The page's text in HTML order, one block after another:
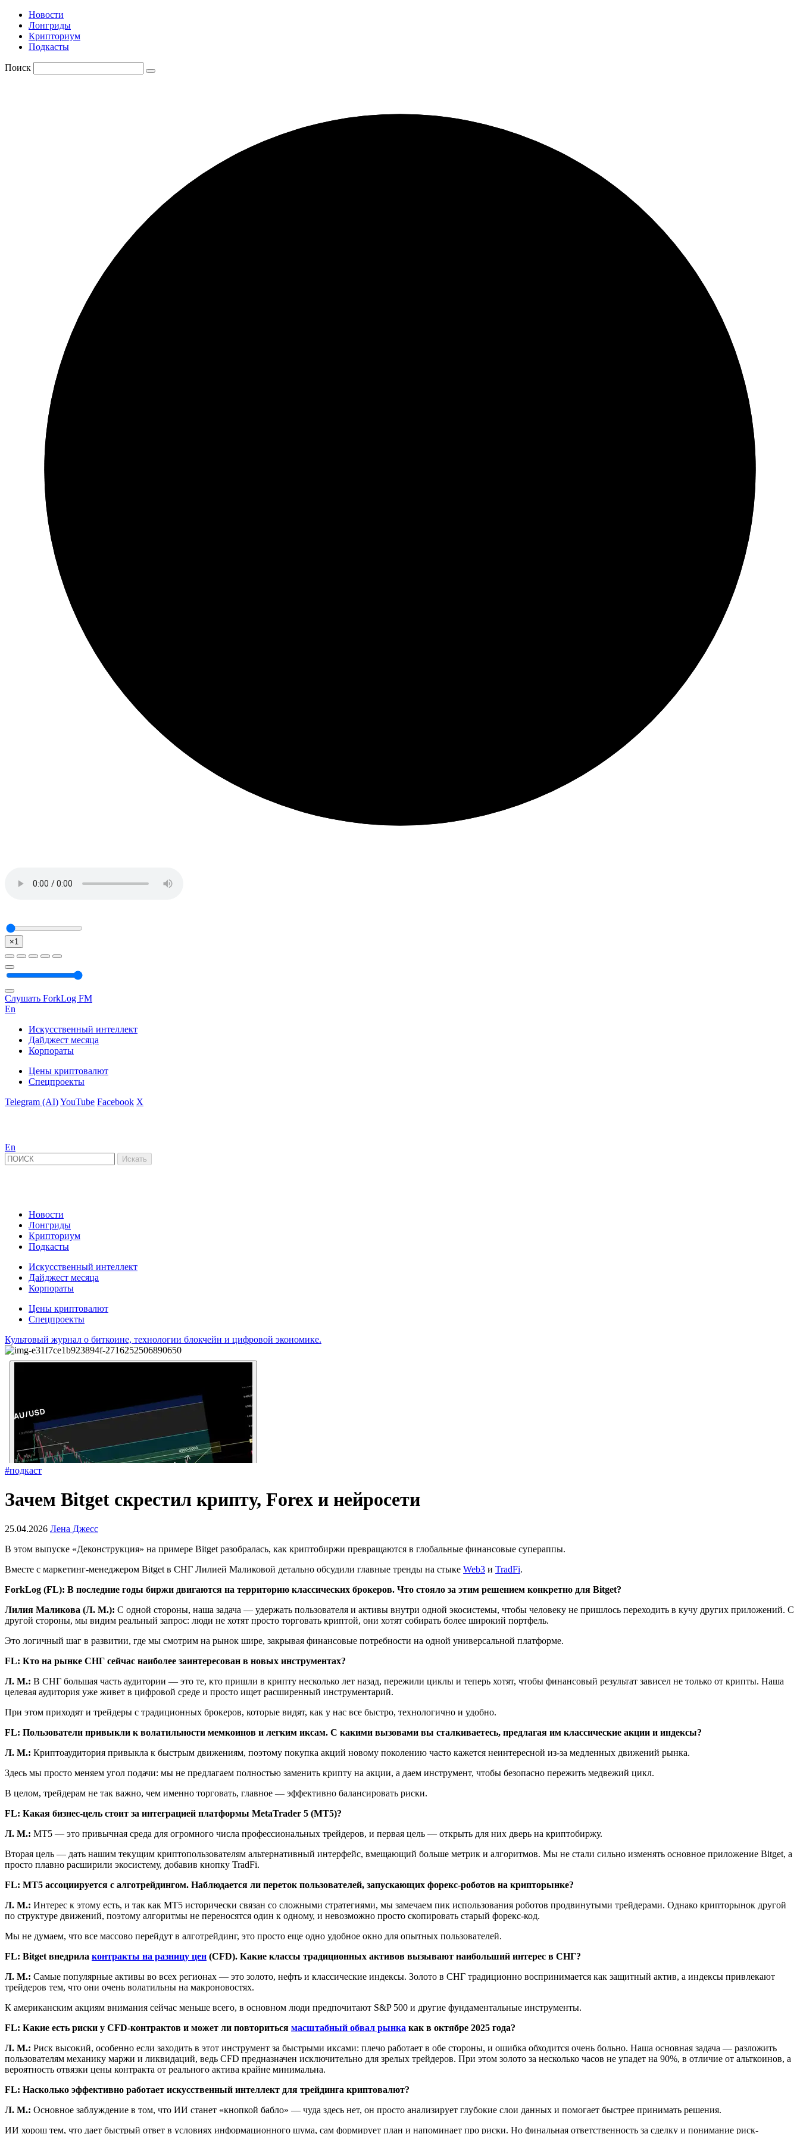
Новости
Лонгриды
Крипториум
Подкасты
Поиск
×1
Слушать ForkLog FM
En
Искусственный интеллект
Дайджест месяца
Корпораты
Цены криптовалют
Спецпроекты
Telegram (AI)YouTube Facebook X
En
Новости
Лонгриды
Крипториум
Подкасты
Искусственный интеллект
Дайджест месяца
Корпораты
Цены криптовалют
Спецпроекты
Культовый журнал о биткоине, технологии блокчейн и цифровой экономике.
#подкаст
Зачем Bitget скрестил крипту, Forex и нейросети
25.04.2026 Лена Джесс
В этом выпуске «Деконструкция» на примере Bitget разобралась, как криптобиржи превращаются в глобальные финансовые супераппы.
Вместе с маркетинг-менеджером Bitget в СНГ Лилией Маликовой детально обсудили главные тренды на стыке Web3 и TradFi.
ForkLog (FL): В последние годы биржи двигаются на территорию классических брокеров. Что стояло за этим решением конкретно для Bitget?
Лилия Маликова (Л. М.): С одной стороны, наша задача — удержать пользователя и активы внутри одной экосистемы, чтобы человеку не пришлось переходить в кучу других приложений. С
другой стороны, мы видим реальный запрос: люди не хотят просто торговать криптой, они хотят собирать более широкий портфель.
Это логичный шаг в развитии, где мы смотрим на рынок шире, закрывая финансовые потребности на одной универсальной платформе.
FL: Кто на рынке СНГ сейчас наиболее заинтересован в новых инструментах?
Л. М.: В СНГ большая часть аудитории — это те, кто пришли в крипту несколько лет назад, пережили циклы и теперь хотят, чтобы финансовый результат зависел не только от крипты. Наша
целевая аудитория уже живет в цифровой среде и просто ищет расширенный инструментарий.
При этом приходят и трейдеры с традиционных брокеров, которые видят, как у нас все быстро, технологично и удобно.
FL: Пользователи привыкли к волатильности мемкоинов и легким иксам. С какими вызовами вы сталкиваетесь, предлагая им классические акции и индексы?
Л. М.: Криптоаудитория привыкла к быстрым движениям, поэтому покупка акций новому поколению часто кажется неинтересной из-за медленных движений рынка.
Здесь мы просто меняем угол подачи: мы не предлагаем полностью заменить крипту на акции, а даем инструмент, чтобы безопасно пережить медвежий цикл.
В целом, трейдерам не так важно, чем именно торговать, главное — эффективно балансировать риски.
FL: Какая бизнес-цель стоит за интеграцией платформы MetaTrader 5 (MT5)?
Л. М.: MT5 — это привычная среда для огромного числа профессиональных трейдеров, и первая цель — открыть для них дверь на криптобиржу.
Вторая цель — дать нашим текущим криптопользователям альтернативный интерфейс, вмещающий больше метрик и алгоритмов. Мы не стали сильно изменять основное приложение Bitget, а
просто плавно расширили экосистему, добавив кнопку TradFi.
FL: MT5 ассоциируется с алготрейдингом. Наблюдается ли переток пользователей, запускающих форекс-роботов на крипторынке?
Л. М.: Интерес к этому есть, и так как MT5 исторически связан со сложными стратегиями, мы замечаем пик использования роботов продвинутыми трейдерами. Однако крипторынок другой
по структуре движений, поэтому алгоритмы не переносятся один к одному, и невозможно просто скопировать старый форекс-код.
Мы не думаем, что все массово перейдут в алготрейдинг, это просто еще одно удобное окно для опытных пользователей.
FL: Bitget внедрила контракты на разницу цен (CFD). Какие классы традиционных активов вызывают наибольший интерес в СНГ?
Л. М.: Самые популярные активы во всех регионах — это золото, нефть и классические индексы. Золото в СНГ традиционно воспринимается как защитный актив, а индексы привлекают
трейдеров тем, что они очень волатильны на макроновостях.
К американским акциям внимания сейчас меньше всего, в основном люди предпочитают S&P 500 и другие фундаментальные инструменты.
FL: Какие есть риски у CFD-контрактов и может ли повториться масштабный обвал рынка как в октябре 2025 года?
Л. М.: Риск высокий, особенно если заходить в этот инструмент за быстрыми иксами: плечо работает в обе стороны, и ошибка обходится очень больно. Наша основная задача — разложить
пользователям механику маржи и ликвидаций, ведь CFD предназначен исключительно для зрелых трейдеров. При этом золото за несколько часов не упадет на 90%, в отличие от альткоинов, а
вероятность отвязки цены контракта от реального актива крайне минимальна.
FL: Насколько эффективно работает искусственный интеллект для трейдинга криптовалют?
Л. М.: Основное заблуждение в том, что ИИ станет «кнопкой бабло» — чуда здесь нет, он просто анализирует глубокие слои данных и помогает быстрее принимать решения.
ИИ хорош тем, что дает быстрый ответ в условиях информационного шума, сам формирует план и напоминает про риски. Но финальная ответственность за сделку и понимание риск-